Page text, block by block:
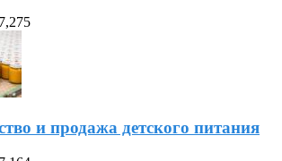
и продажа детского питания